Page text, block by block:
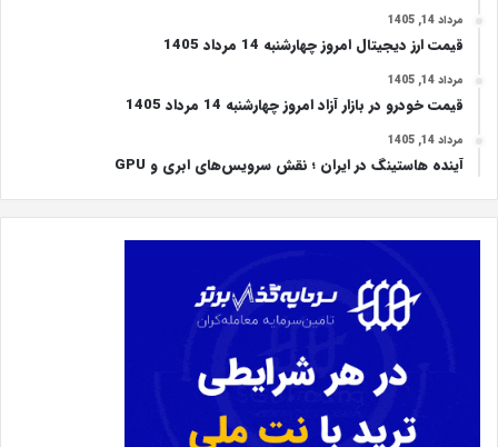
مرداد 14, 1405
قیمت ارز دیجیتال امروز چهارشنبه 14 مرداد 1405
مرداد 14, 1405
قیمت خودرو در بازار آزاد امروز چهارشنبه 14 مرداد 1405
مرداد 14, 1405
آینده هاستینگ در ایران ؛ نقش سرویس‌های ابری و GPU